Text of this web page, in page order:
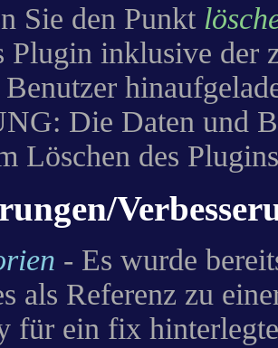
Sie den Punkt
Plugin inklusive der
Die Daten und
Löschen des
- Es wurde
als Referenz zu
für ein fix